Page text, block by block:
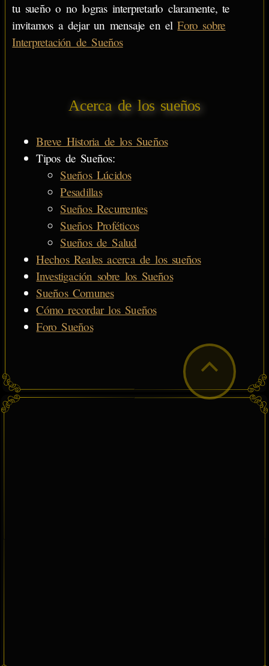
tu sueño o no logras interpretarlo claramente, te
invitamos a dejar un mensaje en elForo sobre
Interpretación de Sueños
Acerca de los sueños
Breve Historia de los Sueños
Tipos de Sueños:
Sueños Lúcidos
Pesadillas
Sueños Recurrentes
Sueños Proféticos
Sueños de Salud
Hechos Reales acerca de los sueños
Investigación sobre los Sueños
Sueños Comunes
Cómo recordar los Sueños
Foro Sueños